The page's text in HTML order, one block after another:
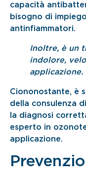
capacità
bisogno di
antinfiammatori.
Inoltre, è un
indolore,
applicazione.
Ciononostante, è
della consulenza
la diagnosi
esperto in
applicazione.